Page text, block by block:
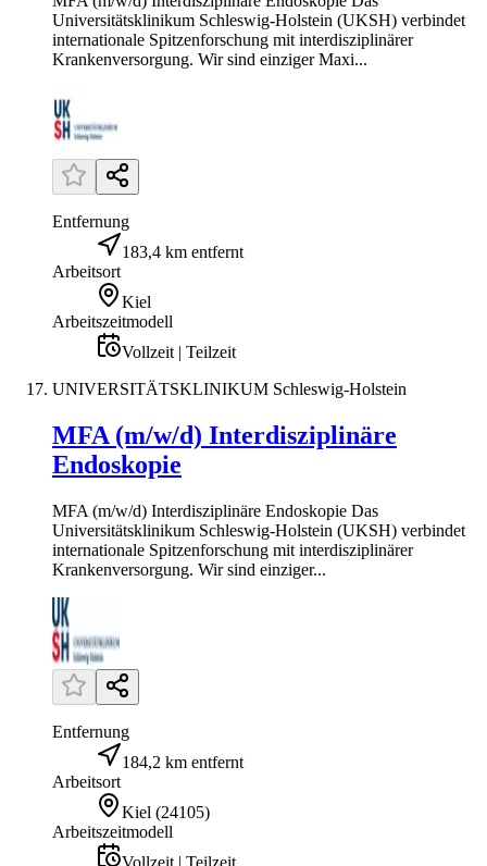
Universitätsklinikum Schleswig-Holstein (UKSH) verbindet
internationale Spitzenforschung mit interdisziplinärer
Krankenversorgung. Wir sind einziger Maxi...
Entfernung
183,4 km entfernt
Arbeitsort
Kiel
Arbeitszeitmodell
Vollzeit | Teilzeit
UNIVERSITÄTSKLINIKUM Schleswig-Holstein
MFA (m/w/d) Interdisziplinäre
Endoskopie
MFA (m/w/d) Interdisziplinäre Endoskopie Das
Universitätsklinikum Schleswig-Holstein (UKSH) verbindet
internationale Spitzenforschung mit interdisziplinärer
Krankenversorgung. Wir sind einziger...
Entfernung
184,2 km entfernt
Arbeitsort
Kiel (24105)
Arbeitszeitmodell
Vollzeit | Teilzeit